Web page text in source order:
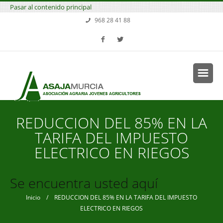
Pasar al contenido principal
968 28 41 88
REDUCCION DEL 85% EN LA
TARIFA DEL IMPUESTO
ELECTRICO EN RIEGOS
Se encuentra usted aquí
Inicio / REDUCCION DEL 85% EN LA TARIFA DEL IMPUESTO
ELECTRICO EN RIEGOS